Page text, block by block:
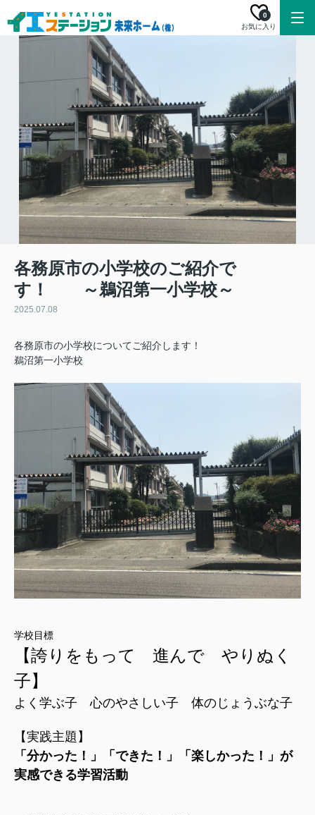
お気に入り
0
各務原市の小学校のご紹介で
す！ ～鵜沼第一小学校～
2025.07.08
各務原市の小学校についてご紹介します！
鵜沼第一小学校
学校目標
【誇りをもって 進んで やりぬく
子】
よく学ぶ子 心のやさしい子 体のじょうぶな子
【実践主題】
「分かった！」「できた！」「楽しかった！」が
実感できる学習活動